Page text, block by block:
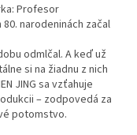
Profesor
narodeninách začal
odmlčal. A keď už
si na žiadnu z nich
JING sa vzťahuje
– zodpovedá za
potomstvo.